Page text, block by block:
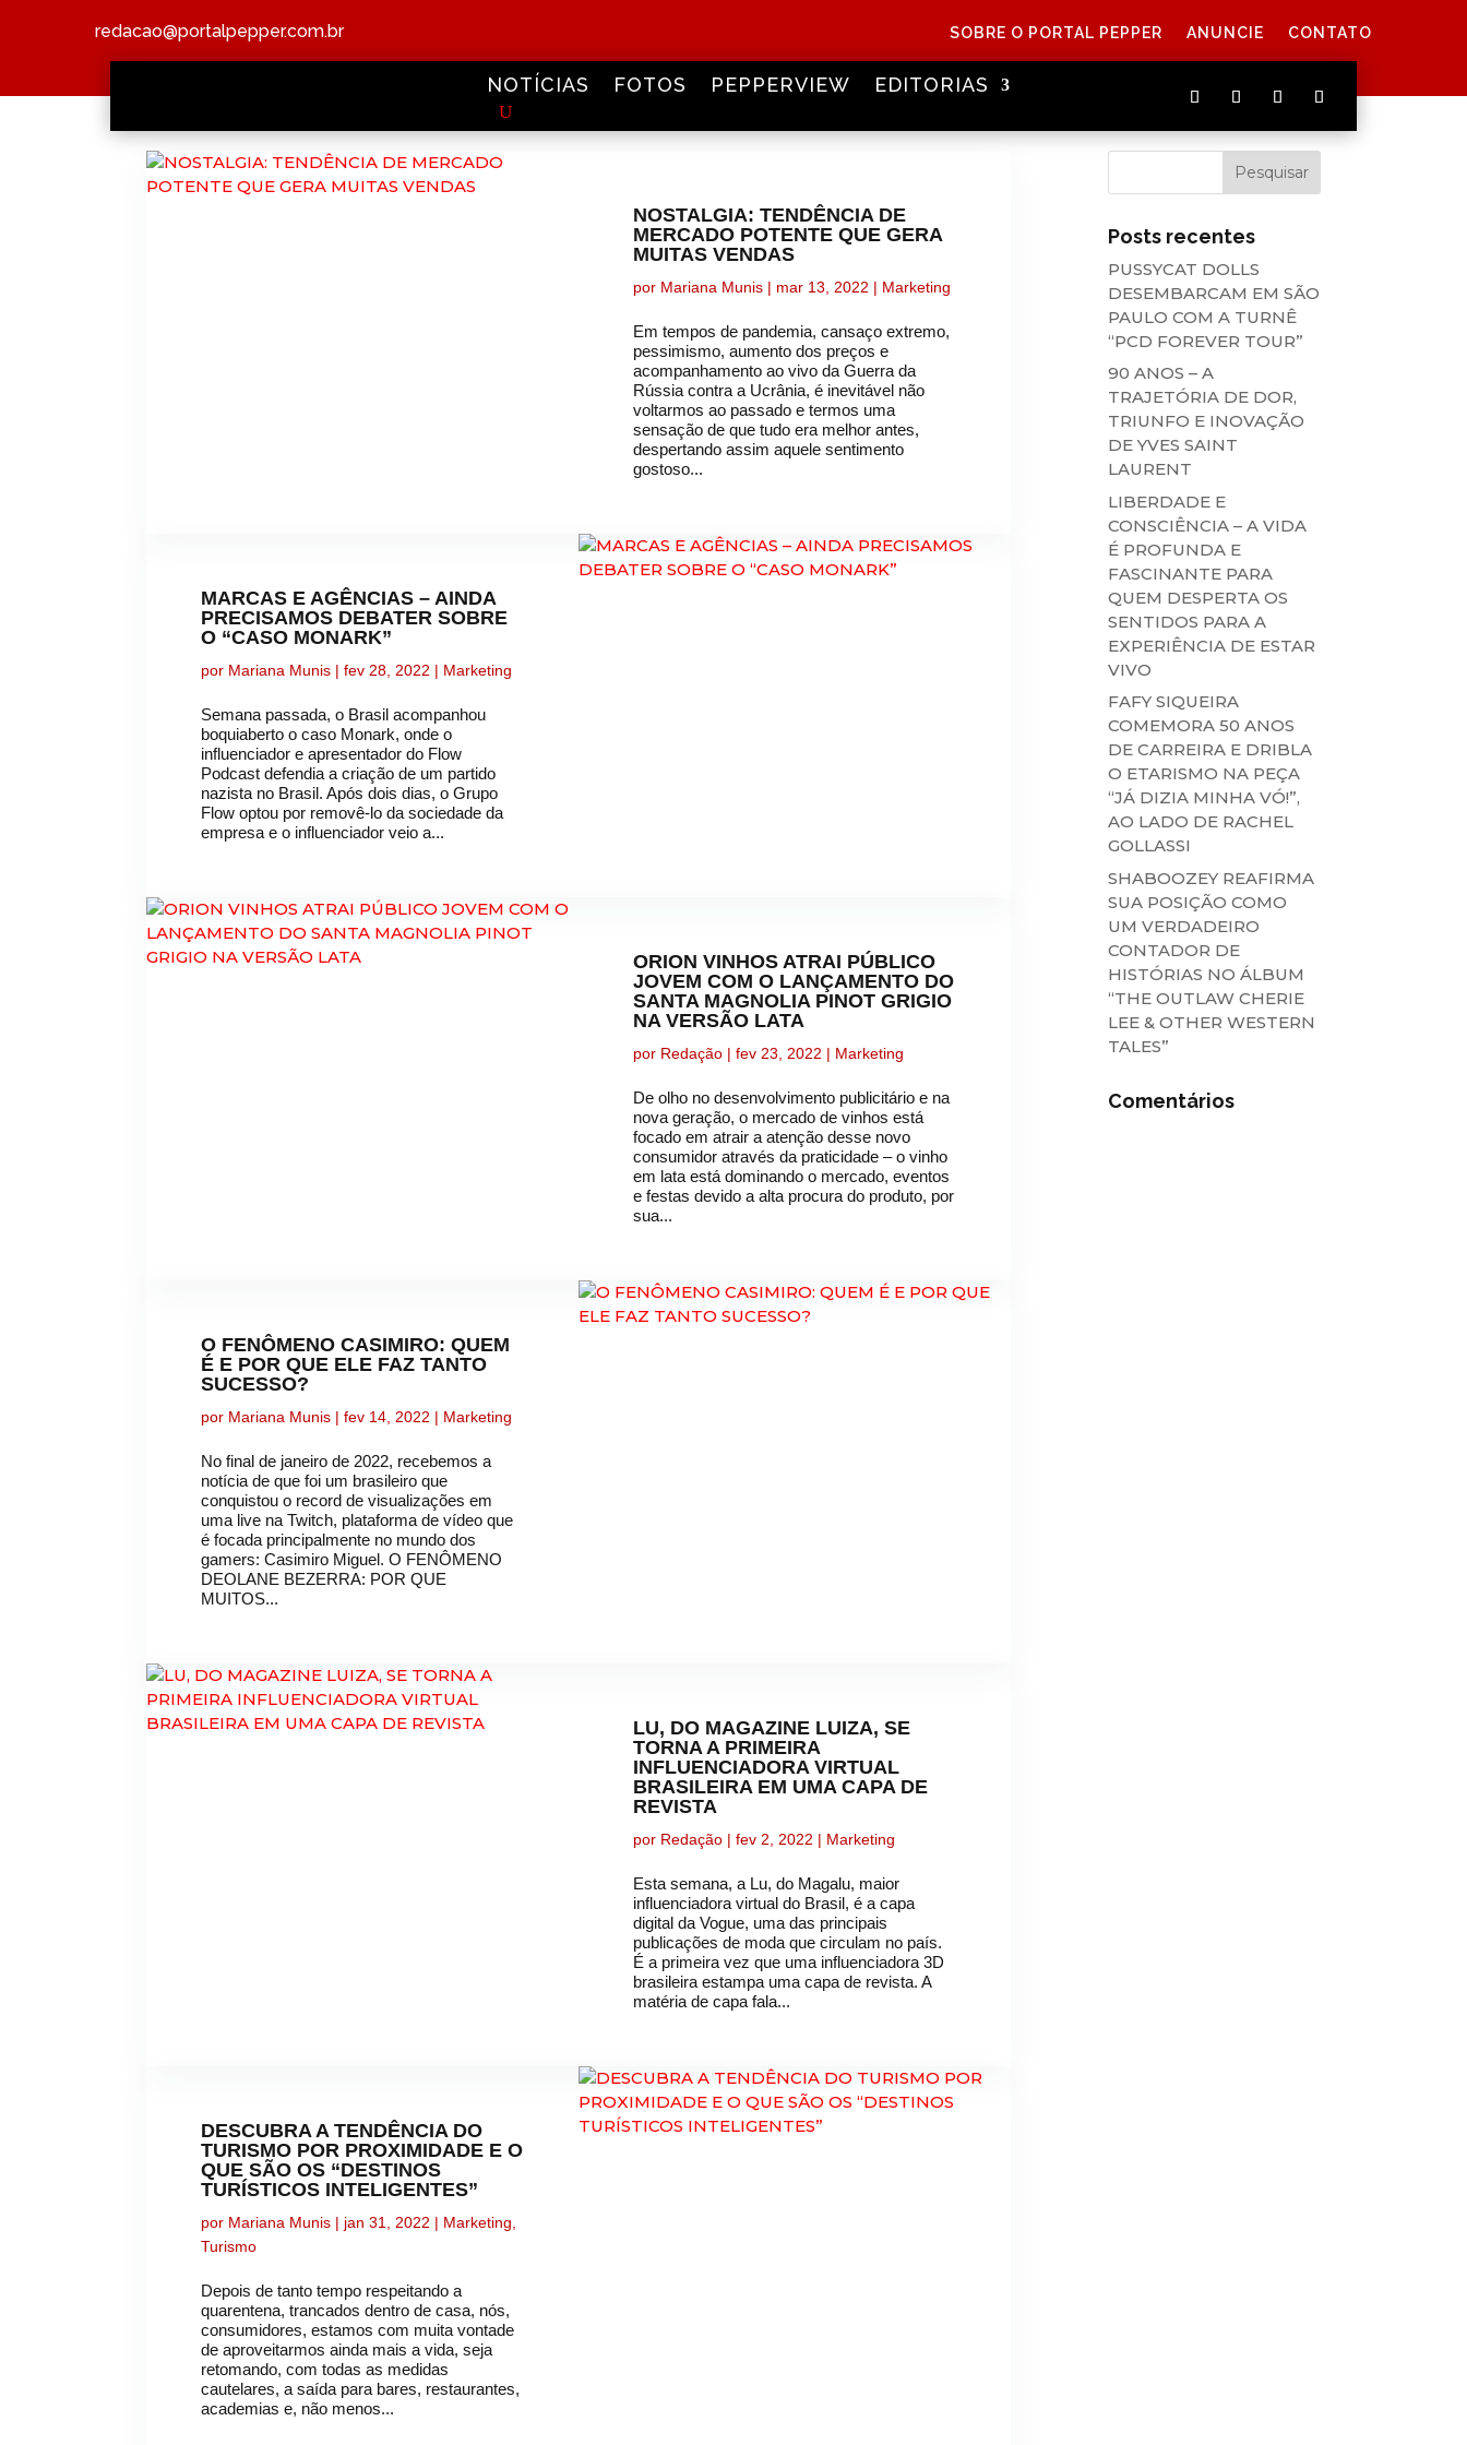
redacao@portalpepper.com.br SOBRE O PORTAL PEPPER ANUNCIE CONTATO
NOTÍCIAS FOTOS PEPPERVIEW EDITORIAS
NOSTALGIA: TENDÊNCIA DE
MERCADO POTENTE QUE GERA
MUITAS VENDAS
por Mariana Munis | mar 13, 2022 | Marketing
Em tempos de pandemia, cansaço extremo,
pessimismo, aumento dos preços e
acompanhamento ao vivo da Guerra da
Rússia contra a Ucrânia, é inevitável não
voltarmos ao passado e termos uma
sensação de que tudo era melhor antes,
despertando assim aquele sentimento
gostoso...
MARCAS E AGÊNCIAS – AINDA
PRECISAMOS DEBATER SOBRE
O “CASO MONARK”
por Mariana Munis |fev 28, 2022 | Marketing
Semana passada, o Brasil acompanhou
boquiaberto o caso Monark, onde o
influenciador e apresentador do Flow
Podcast defendia a criação de um partido
nazista no Brasil. Após dois dias, o Grupo
Flow optou por removê-lo da sociedade da
empresa e o influenciador veio a...
ORION VINHOS ATRAI PÚBLICO
JOVEM COM O LANÇAMENTO DO
SANTA MAGNOLIA PINOT GRIGIO
NA VERSÃO LATA
por Redação |fev 23, 2022 | Marketing
De olho no desenvolvimento publicitário e na
nova geração, o mercado de vinhos está
focado em atrair a atenção desse novo
consumidor através da praticidade – o vinho
em lata está dominando o mercado, eventos
e festas devido a alta procura do produto, por
sua...
O FENÔMENO CASIMIRO: QUEM
É E POR QUE ELE FAZ TANTO
SUCESSO?
por Mariana Munis |fev 14, 2022 | Marketing
No final de janeiro de 2022, recebemos a
notícia de que foi um brasileiro que
conquistou o record de visualizações em
uma live na Twitch, plataforma de vídeo que
é focada principalmente no mundo dos
gamers: Casimiro Miguel. O FENÔMENO
DEOLANE BEZERRA: POR QUE
MUITOS...
LU, DO MAGAZINE LUIZA, SE
TORNA A PRIMEIRA
INFLUENCIADORA VIRTUAL
BRASILEIRA EM UMA CAPA DE
REVISTA
por Redação |fev 2, 2022 | Marketing
Esta semana, a Lu, do Magalu, maior
influenciadora virtual do Brasil, é a capa
digital da Vogue, uma das principais
publicações de moda que circulam no país.
É a primeira vez que uma influenciadora 3D
brasileira estampa uma capa de revista. A
matéria de capa fala...
DESCUBRA A TENDÊNCIA DO
TURISMO POR PROXIMIDADE E O
QUE SÃO OS “DESTINOS
TURÍSTICOS INTELIGENTES”
por Mariana Munis | jan 31, 2022 | Marketing
Turismo
Depois de tanto tempo respeitando a
quarentena, trancados dentro de casa, nós,
consumidores, estamos com muita vontade
de aproveitarmos ainda mais a vida, seja
retomando, com todas as medidas
cautelares, a saída para bares, restaurantes,
academias e, não menos...
Posts recentes
PUSSYCAT DOLLS
DESEMBARCAM EM SÃO
PAULO COM A TURNÊ
“PCD FOREVER TOUR”
90 ANOS – A
TRAJETÓRIA DE DOR,
TRIUNFO E INOVAÇÃO
DE YVES SAINT
LAURENT
LIBERDADE E
CONSCIÊNCIA – A VIDA
É PROFUNDA E
FASCINANTE PARA
QUEM DESPERTA OS
SENTIDOS PARA A
EXPERIÊNCIA DE ESTAR
VIVO
FAFY SIQUEIRA
COMEMORA 50 ANOS
DE CARREIRA E DRIBLA
O ETARISMO NA PEÇA
“JÁ DIZIA MINHA VÓ!”,
AO LADO DE RACHEL
GOLLASSI
SHABOOZEY REAFIRMA
SUA POSIÇÃO COMO
UM VERDADEIRO
CONTADOR DE
HISTÓRIAS NO ÁLBUM
“THE OUTLAW CHERIE
LEE & OTHER WESTERN
TALES”
Comentários